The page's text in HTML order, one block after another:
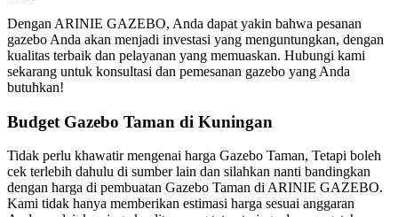
Dengan ARINIE GAZEBO, Anda dapat yakin bahwa pesanan
gazebo Anda akan menjadi investasi yang menguntungkan, dengan
kualitas terbaik dan pelayanan yang memuaskan. Hubungi kami
sekarang untuk konsultasi dan pemesanan gazebo yang Anda
butuhkan!
Budget Gazebo Taman di Kuningan
Tidak perlu khawatir mengenai harga Gazebo Taman, Tetapi boleh
cek terlebih dahulu di sumber lain dan silahkan nanti bandingkan
dengan harga di pembuatan Gazebo Taman di ARINIE GAZEBO.
Kami tidak hanya memberikan estimasi harga sesuai anggaran